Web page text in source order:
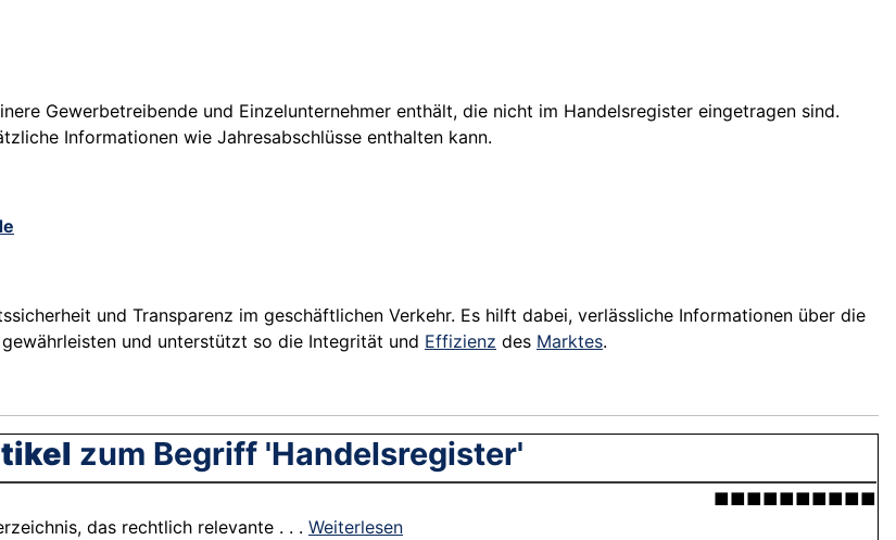
Gewerbetreibende und Einzelunternehmer enthält, die nicht im Handelsregister eingetragen sind.
Informationen wie Jahresabschlüsse enthalten kann.
und Transparenz im geschäftlichen Verkehr. Es hilft dabei, verlässliche Informationen über die
und unterstützt so die Integrität und Effizienz des Marktes.
zum Begriff 'Handelsregister'
■■■■■■■■■■
das rechtlich relevante . . . Weiterlesen